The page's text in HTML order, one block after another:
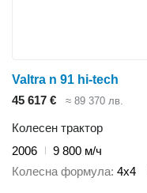
Valtra n 91 hi-tech
45 617 €
≈ 89 370 лв.
Колесен трактор
2006
9 800 м/ч
Колесна формула 4x4